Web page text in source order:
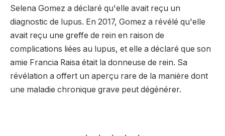
Selena Gomez a déclaré qu'elle avait reçu un
diagnostic de lupus. En 2017, Gomez a révélé qu'elle
avait reçu une greffe de rein en raison de
complications liées au lupus, et elle a déclaré que son
amie Francia Raisa était la donneuse de rein. Sa
révélation a offert un aperçu rare de la manière dont
une maladie chronique grave peut dégénérer.